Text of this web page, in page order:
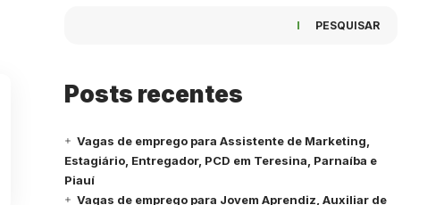
PESQUISAR
Posts recentes
Vagas de emprego para Assistente de Marketing,
Estagiário, Entregador, PCD em Teresina, Parnaíba e
Piauí
Vagas de emprego para Jovem Aprendiz, Auxiliar de